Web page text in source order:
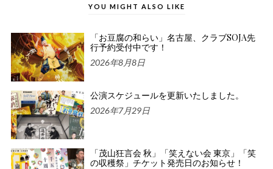
YOU MIGHT ALSO LIKE
「お豆腐の和らい」名古屋、クラブSOJA先
行予約受付中です！
2026年8月8日
公演スケジュールを更新いたしました。
2026年7月29日
「茂山狂言会 秋」「笑えない会 東京」「笑
の収穫祭」チケット発売日のお知らせ！